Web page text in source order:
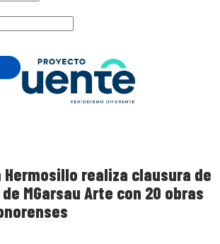
realiza clausura de
MGarsau Arte con 20 obras